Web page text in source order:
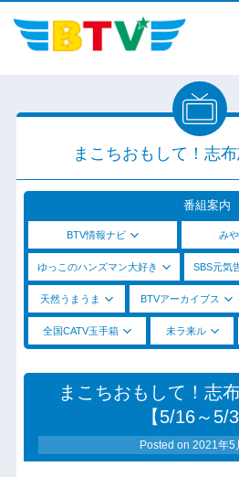
まこちおもして！志
番組案内
BTV情報ナビ み
ゆっこのハンズマン大好き SBS元気
天然うまうま BTVアーカイブス
全国CATV玉手箱 未ラ来ル
まこちおもして！志
【5/16～5/
Posted on 2021年5